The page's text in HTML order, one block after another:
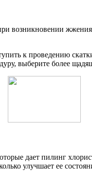
возникновении
к проведению
выберите более
дает пилинг
улучшает ее